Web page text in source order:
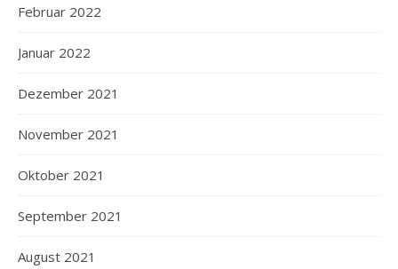
Februar 2022
Januar 2022
Dezember 2021
November 2021
Oktober 2021
September 2021
August 2021